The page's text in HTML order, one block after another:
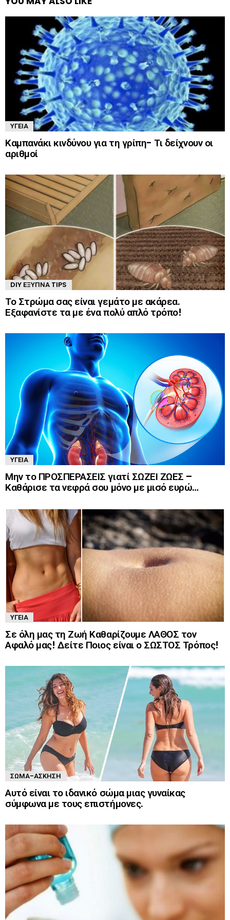
ΥΓΕΊΑ
Καμπανάκι κινδύνου για τη γρίπη- Τι δείχνουν οι
αριθμοί
DIY ΈΞΥΠΝΑ TIPS
Το Στρώμα σας είναι γεμάτο με ακάρεα.
Εξαφανίστε τα με ένα πολύ απλό τρόπο!
ΥΓΕΊΑ
Μην το ΠΡΟΣΠΕΡΑΣΕΙΣ γιατί ΣΩΖΕΙ ΖΩΕΣ –
Καθάρισε τα νεφρά σου μόνο με μισό ευρώ…
ΥΓΕΊΑ
Σε όλη μας τη Ζωή Καθαρίζουμε ΛΑΘΟΣ τον
Αφαλό μας! Δείτε Ποιος είναι ο ΣΩΣΤΟΣ Τρόπος!
ΣΏΜΑ-ΆΣΚΗΣΗ
Αυτό είναι το ιδανικό σώμα μιας γυναίκας
σύμφωνα με τους επιστήμονες.